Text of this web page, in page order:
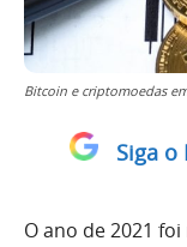
Bitcoin e criptomoedas
Siga
O ano de 2021